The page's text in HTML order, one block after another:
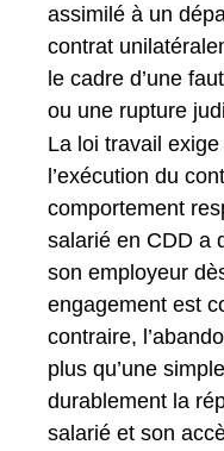
assimilé à un
contrat
le cadre d’une
ou une rupture
La loi travail
l’exécution du
comportement
salarié en CDD a
son employeur
engagement est
contraire,
plus qu’une
durablement la
salarié et son